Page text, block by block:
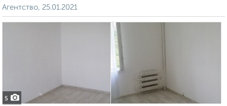
Агентство, 25.01.2021
5